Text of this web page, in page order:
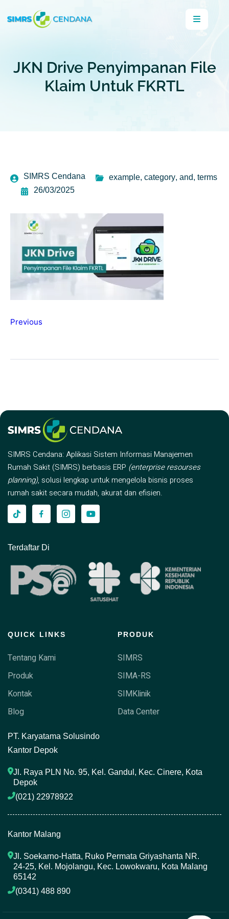
JKN Drive Penyimpanan File
Klaim Untuk FKRTL
SIMRS Cendana example, category, and, terms
26/03/2025
Previous
SIMRS Cendana: Aplikasi Sistem Informasi Manajemen
Rumah Sakit (SIMRS) berbasis ERP (enterprise resourses
planning), solusi lengkap untuk mengelola bisnis proses
rumah sakit secara mudah, akurat dan efisien.
Terdaftar Di
QUICK LINKS
Tentang Kami
Produk
Kontak
Blog
PRODUK
SIMRS
SIMA-RS
SIMKlinik
Data Center
PT. Karyatama Solusindo
Kantor Depok
Jl. Raya PLN No. 95, Kel. Gandul, Kec. Cinere, Kota
Depok
(021) 22978922
Kantor Malang
Jl. Soekarno-Hatta, Ruko Permata Griyashanta NR.
24-25, Kel. Mojolangu, Kec. Lowokwaru, Kota Malang
65142
(0341) 488 890